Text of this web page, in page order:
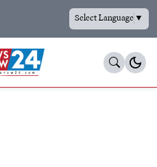
Select Language▼